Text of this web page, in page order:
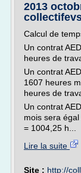
2013
Calcul de
Un contrat
heures de
Un contrat
1607 heures
heures de
Un contrat
mois sera
= 1004,25 h...
Lire la suite
Site : http://